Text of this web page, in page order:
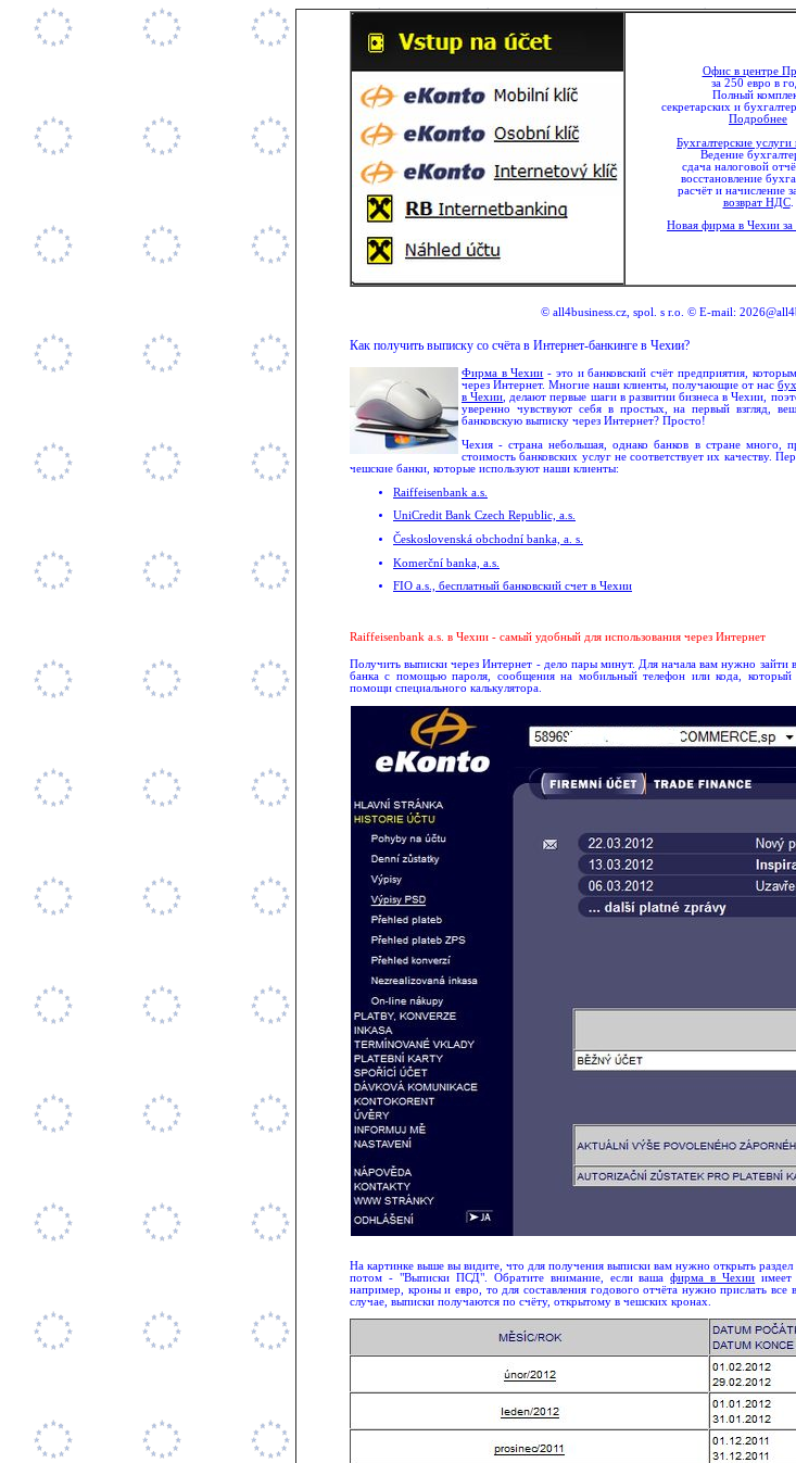
Офис в центре
за 250 евро в
Полный
секретарских и
Подробнее
Бухгалтерские услуги
Ведение
сдача налоговой
восстановление
расчёт и начисление
возврат НДС.
Новая фирма в Чехии за
© all4business.cz, spol. s r.o. © E-mail:
Как получить выписку со счёта в Интернет-банкинге в Чехии?
Фирма в Чехии - это и банковский счёт предприятия,
через Интернет. Многие наши клиенты, получающие от нас
в Чехии, делают первые шаги в развитии бизнеса в Чехии,
уверенно чувствуют себя в простых, на первый взгляд,
банковскую выписку через Интернет? Просто!
Чехия - страна небольшая, однако банков в стране много,
стоимость банковских услуг не соответствует их качеству.
чешские банки, которые используют наши клиенты:
Raiffeisenbank a.s.
UniCredit Bank Czech Republic, a.s.
Československá obchodní banka, a. s.
Komerční banka, a.s.
FIO a.s., бесплатный банковский счет в Чехии
Raiffeisenbank a.s. в Чехии - самый удобный для использования через Интернет
Получить выписки через Интернет - дело пары минут. Для начала вам нужно зайти
банка с помощью пароля, сообщения на мобильный телефон или кода,
помощи специального калькулятора.
На картинке выше вы видите, что для получения выписки вам нужно открыть раздел
потом - "Выписки ПСД". Обратите внимание, если вашафирма в Чехии имеет
например, кроны и евро, то для составления годового отчёта нужно прислать
случае, выписки получаются по счёту, открытому в чешских кронах.